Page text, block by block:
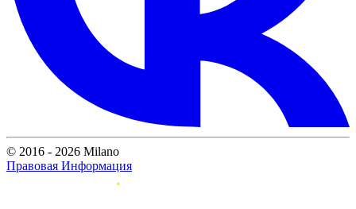
© 2016 - 2026 Milano
Правовая Информация